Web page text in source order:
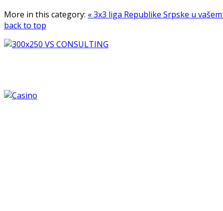
More in this category: « 3x3 liga Republike Srpske u
back to top